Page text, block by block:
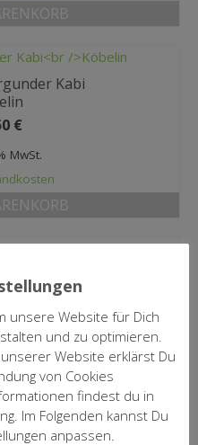
Kabi
€
MwSt.
€
MwSt.
unsere Website für Dich
und zu optimieren.
Website erklärst Du
von Cookies
findest du in
Im Folgenden kannst Du
anpassen.